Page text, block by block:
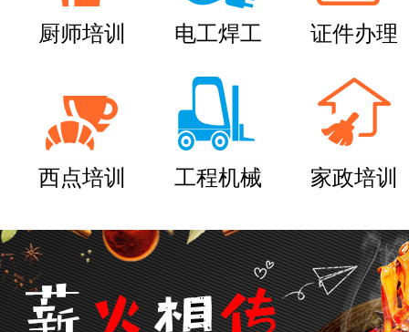
厨师培训 电工焊工 证件办理
西点培训 工程机械 家政培训
养老护理员培训——提
十二月：保持热爱，成